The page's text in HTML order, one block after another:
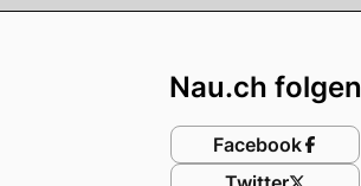
Nau.ch folgen
Facebook